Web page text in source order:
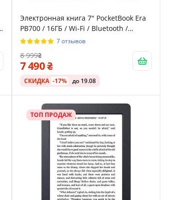
Электронная книга 7" PocketBook Era
PB700 / 16ГБ / Wi-Fi / Bluetooth /
Сенсорный E-Ink Carta (1680 х 1264) /
Влагозащищенность IPX8 / Динамики
/ Серебристая
7 отзывов
8 999
7 490
СКИДКА -17% до 19.08
ТОП ПРОДАЖ